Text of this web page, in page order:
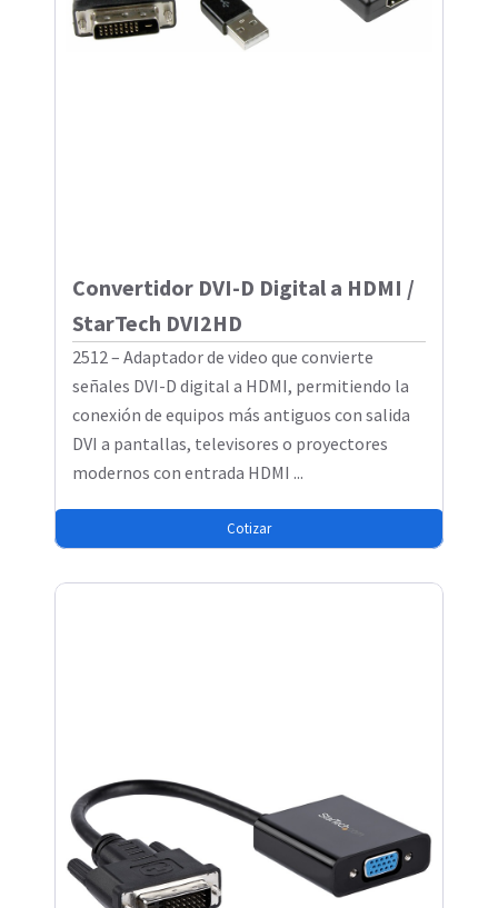
Convertidor DVI-D Digital a HDMI /
StarTech DVI2HD
2512 – Adaptador de video que convierte
señales DVI-D digital a HDMI, permitiendo la
conexión de equipos más antiguos con salida
DVI a pantallas, televisores o proyectores
modernos con entrada HDMI ...
Cotizar